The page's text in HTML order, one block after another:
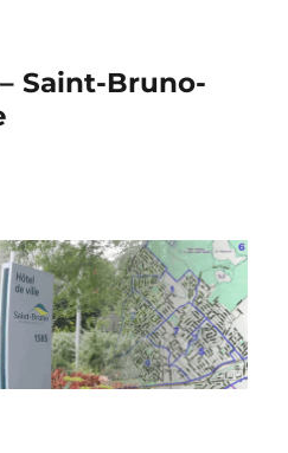
Saint-Bruno-